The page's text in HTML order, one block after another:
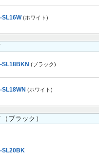
SL16W (ホワイト)
SL18BKN (ブラック)
(ホワイト)
ブラック）
SL20BK